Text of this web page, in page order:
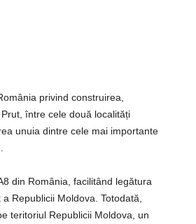
privind construirea,
între cele două localități
unuia dintre cele mai importante
din România, facilitând legătura
Republicii Moldova. Totodată,
teritoriul Republicii Moldova, un